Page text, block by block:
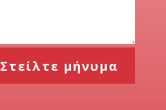
Στείλτε μήνυμα